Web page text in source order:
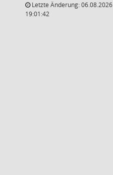
Letzte Änderung: 06.08.2026
19:01:42